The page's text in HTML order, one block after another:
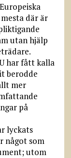
där är
utan hjälp
har fått kalla
berodde
mer
på
lyckats
något som
utom